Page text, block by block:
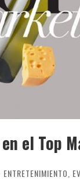
el Top
ENTRETENIMIENTO